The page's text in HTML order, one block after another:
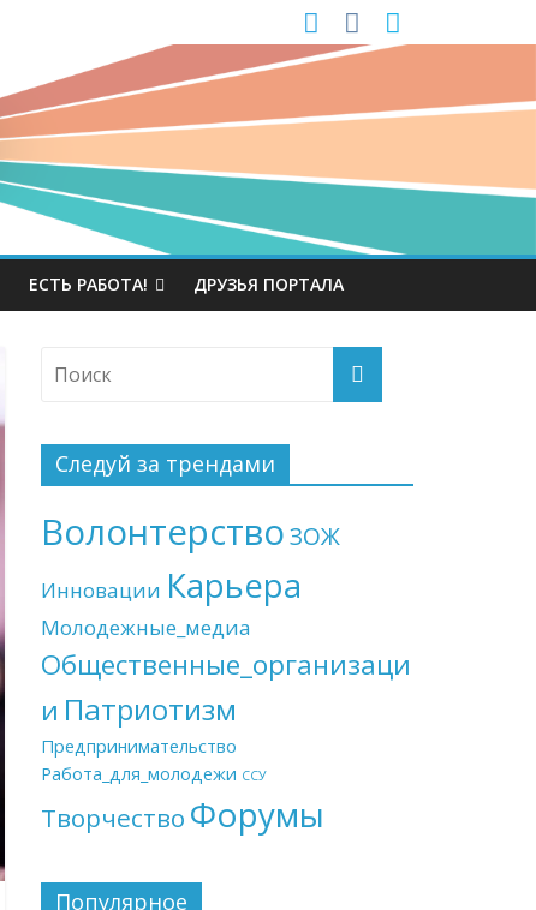
ЕСТЬ РАБОТА! ДРУЗЬЯ ПОРТАЛА
Следуй за трендами
ВолонтерствоЗОЖ
Инновации Карьера
Молодежные_медиа
Общественные_организаци
и Патриотизм
Предпринимательство
Работа_для_молодежи ССУ
Творчество Форумы
Популярное